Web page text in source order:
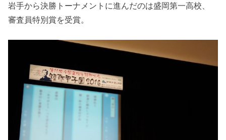
岩手から決勝トーナメントに進んだのは盛岡第一高校、
審査員特別賞を受賞。